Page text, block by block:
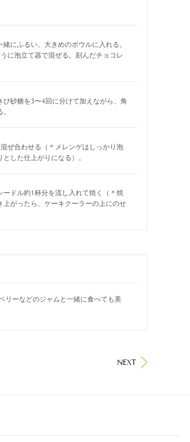
にふるい、大きめのボウルに入れる。
に泡立て器で混ぜる。刻んだチョコレ
砂糖を3〜4回に分けて加えながら、角
ぜ合わせる（＊メレンゲはしっかり泡
した仕上がりになる）。
ドル約1杯分を流し入れて焼く（＊焼
がったら、ケーキクーラーの上にのせ
リーなどのジャムと一緒に食べても美
NEXT